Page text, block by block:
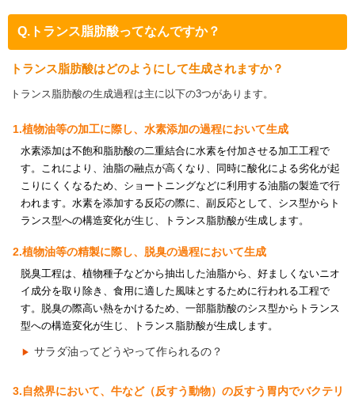
Q.トランス脂肪酸ってなんですか？
トランス脂肪酸はどのようにして生成されますか？
トランス脂肪酸の生成過程は主に以下の3つがあります。
1.植物油等の加工に際し、水素添加の過程において生成
水素添加は不飽和脂肪酸の二重結合に水素を付加させる加工工程で
す。これにより、油脂の融点が高くなり、同時に酸化による劣化が起
こりにくくなるため、ショートニングなどに利用する油脂の製造で行
われます。水素を添加する反応の際に、副反応として、シス型からト
ランス型への構造変化が生じ、トランス脂肪酸が生成します。
2.植物油等の精製に際し、脱臭の過程において生成
脱臭工程は、植物種子などから抽出した油脂から、好ましくないニオ
イ成分を取り除き、食用に適した風味とするために行われる工程で
す。脱臭の際高い熱をかけるため、一部脂肪酸のシス型からトランス
型への構造変化が生じ、トランス脂肪酸が生成します。
サラダ油ってどうやって作られるの？
3.自然界において、牛など（反すう動物）の反すう胃内でバクテリ